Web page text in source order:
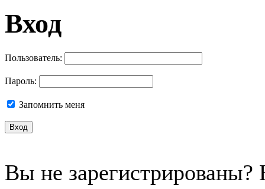
Вход
Пользователь:
Пароль:
Запомнить меня
Вы не